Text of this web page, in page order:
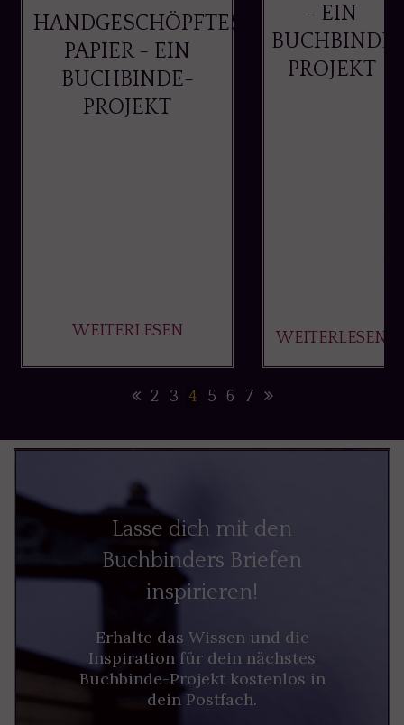
HANDGESCHÖPFTES
PAPIER - EIN
BUCHBINDE-
PROJEKT
WEITERLESEN
- EIN
BUCHBINDE-
PROJEKT
WEITERLESEN
2 3 4 5 6 7
Lasse dich mit den
Buchbinders Briefen
inspirieren!
Erhalte das Wissen und die
Inspiration für dein nächstes
Buchbinde-Projekt kostenlos in
dein Postfach.